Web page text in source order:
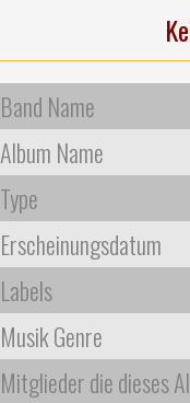
Band Name
Album Name
Type
Erscheinungsdatum
Labels
Musik Genre
Mitglieder die dieses